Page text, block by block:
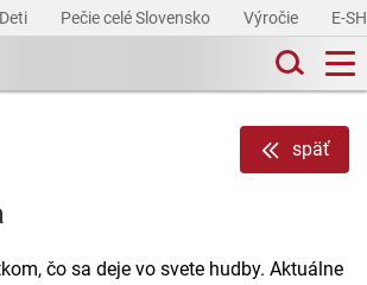
Deti Pečie celé Slovensko Výročie E-
späť
čo sa deje vo svete hudby. Aktuálne